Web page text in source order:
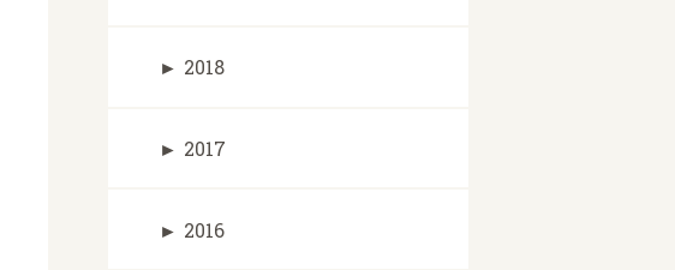
► 2018
► 2017
► 2016